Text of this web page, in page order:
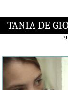
TANIA DE
9